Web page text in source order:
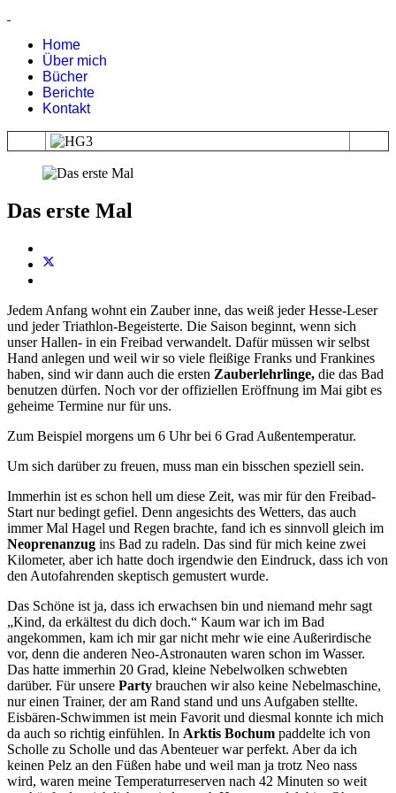
Home
Über mich
Bücher
Berichte
Kontakt
Das erste Mal
Jedem Anfang wohnt ein Zauber inne, das weiß jeder Hesse-Leser
und jeder Triathlon-Begeisterte. Die Saison beginnt, wenn sich
unser Hallen- in ein Freibad verwandelt. Dafür müssen wir selbst
Hand anlegen und weil wir so viele fleißige Franks und Frankines
haben, sind wir dann auch die ersten Zauberlehrlinge, die das Bad
benutzen dürfen. Noch vor der offiziellen Eröffnung im Mai gibt es
geheime Termine nur für uns.
Zum Beispiel morgens um 6 Uhr bei 6 Grad Außentemperatur.
Um sich darüber zu freuen, muss man ein bisschen speziell sein.
Immerhin ist es schon hell um diese Zeit, was mir für den Freibad-
Start nur bedingt gefiel. Denn angesichts des Wetters, das auch
immer Mal Hagel und Regen brachte, fand ich es sinnvoll gleich im
Neoprenanzug ins Bad zu radeln. Das sind für mich keine zwei
Kilometer, aber ich hatte doch irgendwie den Eindruck, dass ich von
den Autofahrenden skeptisch gemustert wurde.
Das Schöne ist ja, dass ich erwachsen bin und niemand mehr sagt
„Kind, da erkältest du dich doch.“ Kaum war ich im Bad
angekommen, kam ich mir gar nicht mehr wie eine Außerirdische
vor, denn die anderen Neo-Astronauten waren schon im Wasser.
Das hatte immerhin 20 Grad, kleine Nebelwolken schwebten
darüber. Für unsere Party brauchen wir also keine Nebelmaschine,
nur einen Trainer, der am Rand stand und uns Aufgaben stellte.
Eisbären-Schwimmen ist mein Favorit und diesmal konnte ich mich
da auch so richtig einfühlen. In Arktis Bochum paddelte ich von
Scholle zu Scholle und das Abenteuer war perfekt. Aber da ich
keinen Pelz an den Füßen habe und weil man ja trotz Neo nass
wird, waren meine Temperaturreserven nach 42 Minuten so weit